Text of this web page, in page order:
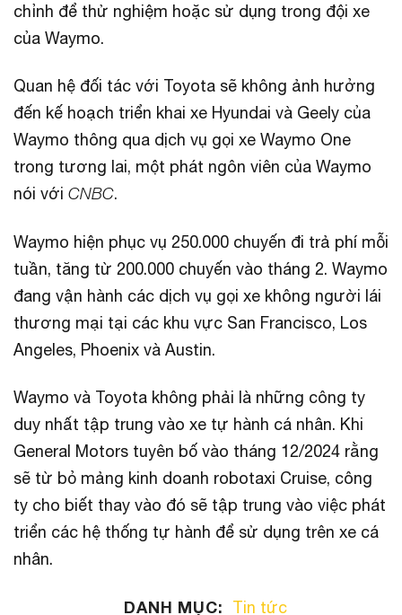
chỉnh để thử nghiệm hoặc sử dụng trong đội xe
của Waymo.
Quan hệ đối tác với Toyota sẽ không ảnh hưởng
đến kế hoạch triển khai xe Hyundai và Geely của
Waymo thông qua dịch vụ gọi xe Waymo One
trong tương lai, một phát ngôn viên của Waymo
nói với CNBC.
Waymo hiện phục vụ 250.000 chuyến đi trả phí mỗi
tuần, tăng từ 200.000 chuyến vào tháng 2. Waymo
đang vận hành các dịch vụ gọi xe không người lái
thương mại tại các khu vực San Francisco, Los
Angeles, Phoenix và Austin.
Waymo và Toyota không phải là những công ty
duy nhất tập trung vào xe tự hành cá nhân. Khi
General Motors tuyên bố vào tháng 12/2024 rằng
sẽ từ bỏ mảng kinh doanh robotaxi Cruise, công
ty cho biết thay vào đó sẽ tập trung vào việc phát
triển các hệ thống tự hành để sử dụng trên xe cá
nhân.
DANH MỤC: Tin tức